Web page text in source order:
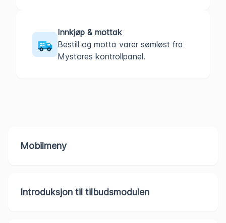
Innkjøp & mottak
Bestill og motta varer sømløst fra
Mystores kontrollpanel.
Mobilmeny
Introduksjon til tilbudsmodulen